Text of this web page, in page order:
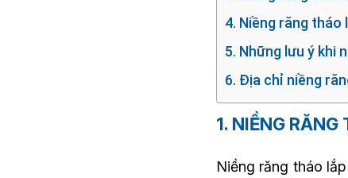
4. Niềng răng tháo
5. Những lưu ý khi
6. Địa chỉ niềng
1. NIỀNG
Niềng răng tháo